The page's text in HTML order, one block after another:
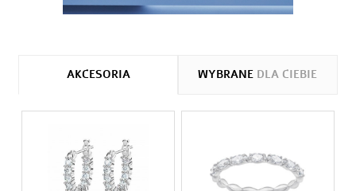
AKCESORIA WYBRANE DLA CIEBIE